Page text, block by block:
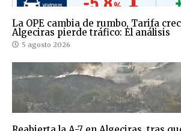
La OPE cambia de rumbo, Tarifa
Algeciras pierde tráfico: El análisis
5 agosto 2026